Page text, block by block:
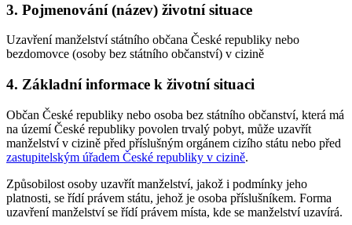
3. Pojmenování (název) životní situace
Uzavření manželství státního občana České republiky nebo
bezdomovce (osoby bez státního občanství) v cizině
4. Základní informace k životní situaci
Občan České republiky nebo osoba bez státního občanství, která má
na území České republiky povolen trvalý pobyt, může uzavřít
manželství v cizině před příslušným orgánem cizího státu nebo před
zastupitelským úřadem České republiky v cizině.
Způsobilost osoby uzavřít manželství, jakož i podmínky jeho
platnosti, se řídí právem státu, jehož je osoba příslušníkem. Forma
uzavření manželství se řídí právem místa, kde se manželství uzavírá.